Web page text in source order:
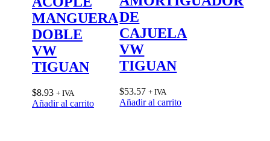
MANGUERA
DOBLE
VW
TIGUAN
$8.93 + IVA
Añadir al carrito
DE
CAJUELA
VW
TIGUAN
$53.57 + IVA
Añadir al carrito